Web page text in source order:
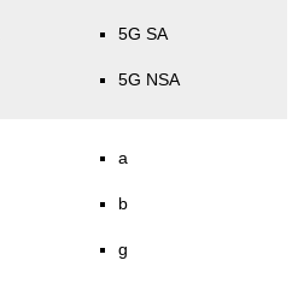
5G SA
5G NSA
a
b
g